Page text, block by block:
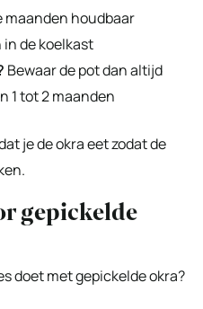
maanden houdbaar
in de koelkast
Bewaar de pot dan altijd
1 tot 2 maanden
je de okra eet zodat de
gepickelde
doet met gepickelde okra?